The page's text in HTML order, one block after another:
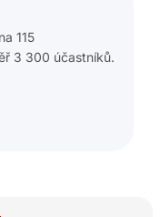
115
3 300 účastníků.